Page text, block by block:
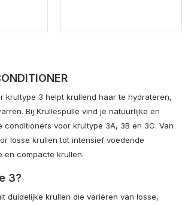
krultype 3 helpt krullend haar te hydrateren,
Bij Krullespulle vind je natuurlijke en
conditioners voor krultype 3A, 3B en 3C. Van
losse krullen tot intensief voedende
en compacte krullen.
3?
duidelijke krullen die variëren van losse,